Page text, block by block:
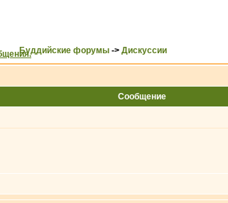
Буддийские форумы -> Дискуссии
Сообщение